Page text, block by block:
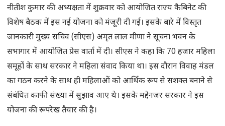
नीतीश कुमार की अध्यक्षता में शुक्रवार को आयोजित राज्य कैबिनेट की
विशेष बैठक में इस नई योजना को मंजूरी दी गई। इसके बारे में विस्तृत
जानकारी मुख्य सचिव (सीएस) अमृत लाल मीणा ने सूचना भवन के
सभागार में आयोजित प्रेस वार्ता में दी। सीएस ने कहा कि 70 हजार महिला
समूहों के साथ सरकार ने महिला संवाद किया था। इस दौरान विवाह मंडल
का गठन करने के साथ ही महिलाओं को आर्थिक रूप से सशक्त बनाने से
संबंधित काफी संख्या में सुझाव आए थे। इसके मद्देनजर सरकार ने इस
योजना की रूपरेख तैयार की है।